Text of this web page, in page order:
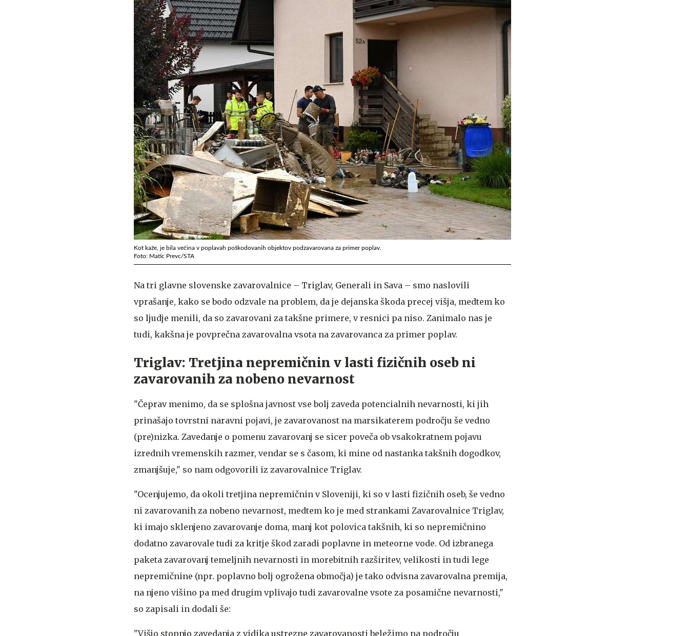
Kot kaže, je bila večina v poplavah poškodovanih objektov podzavarovana za primer poplav.
Foto: Matic Prevc/STA
Na tri glavne slovenske zavarovalnice – Triglav, Generali in Sava – smo naslovili
vprašanje, kako se bodo odzvale na problem, da je dejanska škoda precej višja, medtem ko
so ljudje menili, da so zavarovani za takšne primere, v resnici pa niso. Zanimalo nas je
tudi, kakšna je povprečna zavarovalna vsota na zavarovanca za primer poplav.
Triglav: Tretjina nepremičnin v lasti fizičnih oseb ni
zavarovanih za nobeno nevarnost
"Čeprav menimo, da se splošna javnost vse bolj zaveda potencialnih nevarnosti, ki jih
prinašajo tovrstni naravni pojavi, je zavarovanost na marsikaterem področju še vedno
(pre)nizka. Zavedanje o pomenu zavarovanj se sicer poveča ob vsakokratnem pojavu
izrednih vremenskih razmer, vendar se s časom, ki mine od nastanka takšnih dogodkov,
zmanjšuje," so nam odgovorili iz zavarovalnice Triglav.
"Ocenjujemo, da okoli tretjina nepremičnin v Sloveniji, ki so v lasti fizičnih oseb, še vedno
ni zavarovanih za nobeno nevarnost, medtem ko je med strankami Zavarovalnice Triglav,
ki imajo sklenjeno zavarovanje doma, manj kot polovica takšnih, ki so nepremičnino
dodatno zavarovale tudi za kritje škod zaradi poplavne in meteorne vode. Od izbranega
paketa zavarovanj temeljnih nevarnosti in morebitnih razširitev, velikosti in tudi lege
nepremičnine (npr. poplavno bolj ogrožena območja) je tako odvisna zavarovalna premija,
na njeno višino pa med drugim vplivajo tudi zavarovalne vsote za posamične nevarnosti,"
so zapisali in dodali še:
"Višjo stopnjo zavedanja z vidika ustrezne zavarovanosti beležimo na področju